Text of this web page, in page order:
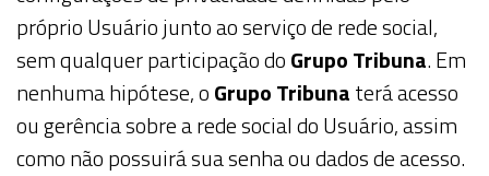
próprioUsuáriojunto ao serviço de rede social,
sem qualquer participação doGrupo Tribuna. Em
nenhuma hipótese, oGrupo Tribunaterá acesso
ou gerência sobre a rede social doUsuário, assim
como não possuirá sua senha ou dados de acesso.